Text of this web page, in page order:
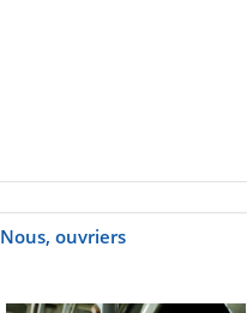
Nous, ouvriers